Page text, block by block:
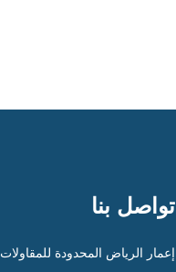
تواصل بنا
إعمار الرياض المحدودة للمقاولات